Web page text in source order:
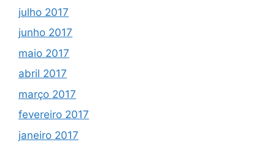
julho 2017
junho 2017
maio 2017
abril 2017
março 2017
fevereiro 2017
janeiro 2017